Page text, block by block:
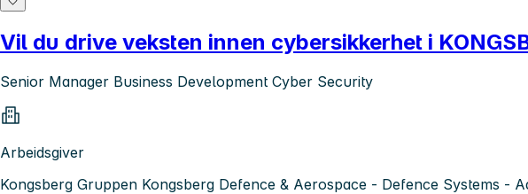
Vil du drive veksten innen cybersikkerhet i
Senior Manager Business Development Cyber Security
Arbeidsgiver
Kongsberg Gruppen Kongsberg Defence & Aerospace - Defence Systems -